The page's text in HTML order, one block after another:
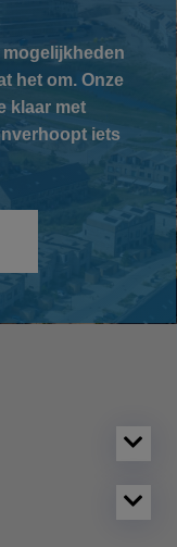
het om. Onze
klaar met
iets